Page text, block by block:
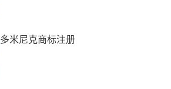
多米尼克商标注册